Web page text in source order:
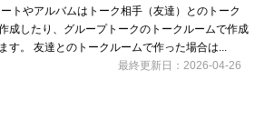
トやアルバムはトーク相手（友達）とのトーク
成したり、グループトークのトークルームで作成
す。 友達とのトークルームで作った場合は...
最終更新日：2026-04-26